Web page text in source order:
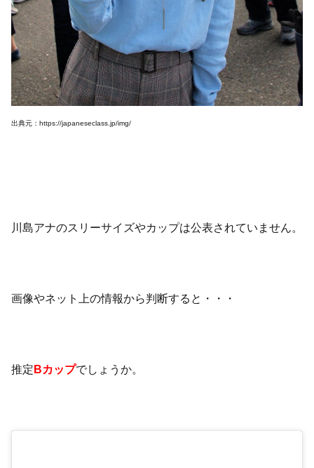
出典元：https://japaneseclass.jp/img/
川島アナのスリーサイズやカップは公表されていません。
画像やネット上の情報から判断すると・・・
推定 Bカップでしょうか。